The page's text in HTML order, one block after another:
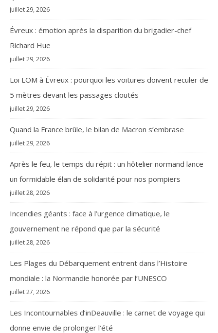
juillet 29, 2026
Évreux : émotion après la disparition du brigadier-chef
Richard Hue
juillet 29, 2026
Loi LOM à Évreux : pourquoi les voitures doivent reculer de
5 mètres devant les passages cloutés
juillet 29, 2026
Quand la France brûle, le bilan de Macron s’embrase
juillet 29, 2026
Après le feu, le temps du répit : un hôtelier normand lance
un formidable élan de solidarité pour nos pompiers
juillet 28, 2026
Incendies géants : face à l’urgence climatique, le
gouvernement ne répond que par la sécurité
juillet 28, 2026
Les Plages du Débarquement entrent dans l’Histoire
mondiale : la Normandie honorée par l’UNESCO
juillet 27, 2026
Les Incontournables d’inDeauville : le carnet de voyage qui
donne envie de prolonger l’été